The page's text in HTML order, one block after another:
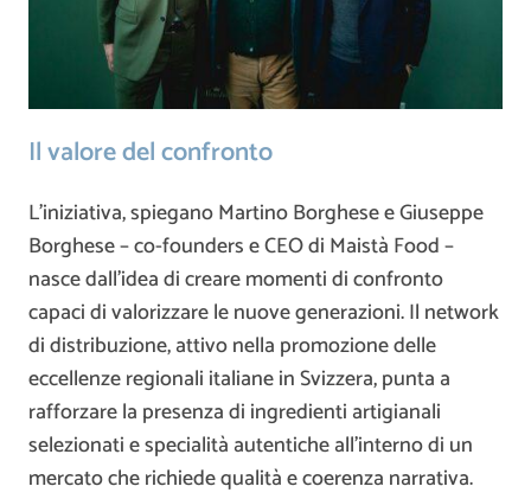
Il valore del confronto
L’iniziativa, spiegano Martino Borghese e Giuseppe
Borghese – co-founders e CEO di Maistà Food –
nasce dall’idea di creare momenti di confronto
capaci di valorizzare le nuove generazioni. Il network
di distribuzione, attivo nella promozione delle
eccellenze regionali italiane in Svizzera, punta a
rafforzare la presenza di ingredienti artigianali
selezionati e specialità autentiche all’interno di un
mercato che richiede qualità e coerenza narrativa.